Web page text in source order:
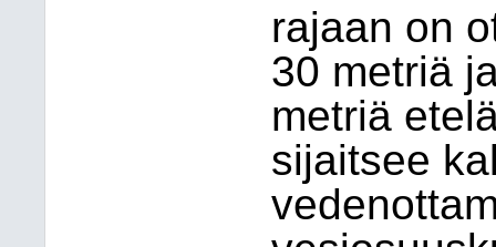
rajaan on
30 metriä
metriä
sijaitsee